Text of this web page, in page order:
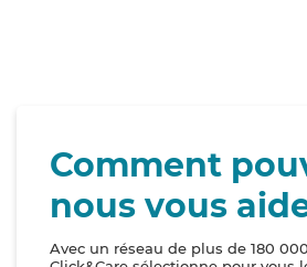
Comment
nous vous
Avec un réseau de plus de 180